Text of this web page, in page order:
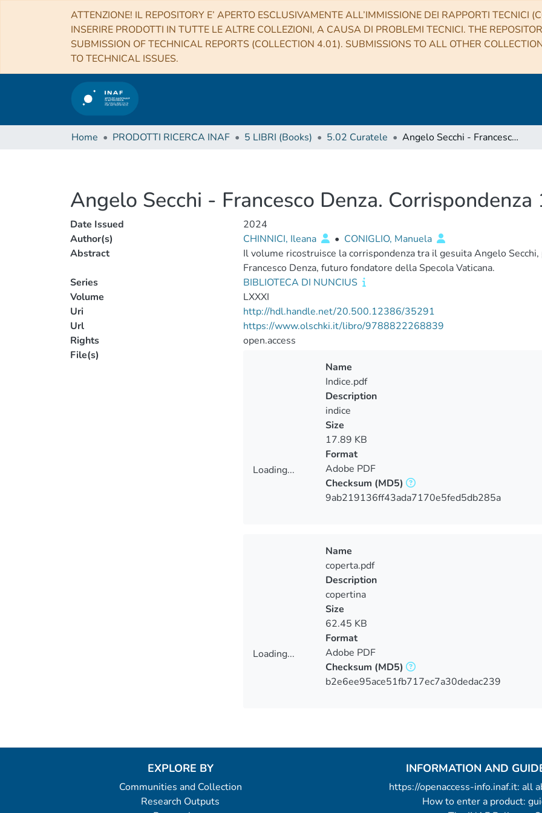
ATTENZIONE! IL REPOSITORY E’ APERTO ESCLUSIVAMENTE ALL’IMMISSIONE DEI RAPPORTI TECNICI
INSERIRE PRODOTTI IN TUTTE LE ALTRE COLLEZIONI, A CAUSA DI PROBLEMI TECNICI. THE
SUBMISSION OF TECHNICAL REPORTS (COLLECTION 4.01). SUBMISSIONS TO ALL OTHER
TO TECHNICAL ISSUES.
Home PRODOTTI RICERCA INAF 5 LIBRI (Books) 5.02 Curatele Angelo Secchi - Francesco Denza. Corrispondenza 1858-1877
Angelo Secchi - Francesco Denza.
Date Issued
2024
Author(s)
CHINNICI, Ileana • CONIGLIO, Manuela
Abstract
Il volume ricostruisce la corrispondenza tra il gesuita Angelo
Francesco Denza, futuro fondatore della Specola Vaticana.
Series
BIBLIOTECA DI NUNCIUS
Volume
LXXXI
Uri
http://hdl.handle.net/20.500.12386/35291
Url
https://www.olschki.it/libro/9788822268839
Rights
open.access
File(s)
Loading...
Name
Indice.pdf
Description
indice
Size
17.89 KB
Format
Adobe PDF
Checksum (MD5)
9ab219136ff43ada7170e5fed5db285a
Loading...
Name
coperta.pdf
Description
copertina
Size
62.45 KB
Format
Adobe PDF
Checksum (MD5)
b2e6ee95ace51fb717ec7a30dedac239
EXPLORE BY
Communities and Collection
Research Outputs
INFORMATION AND
https://openaccess-info.inaf.it: all
How to enter a product: